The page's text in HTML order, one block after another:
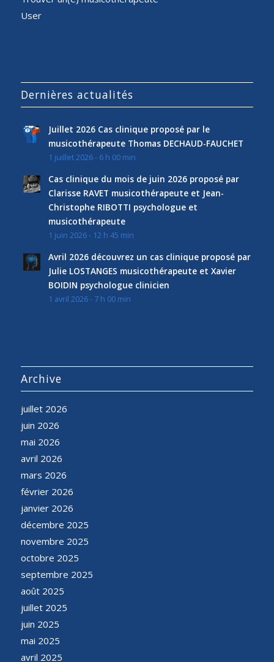
User
Dernières actualités
Juillet 2026 Cas clinique proposé par le
musicothérapeute Thomas DECHAUD-FAUCHET
1 juillet 2026 - 6 h 00 min
Cas clinique du mois de juin 2026 proposé par
Clarisse RAVET musicothérapeute et Jean-
Christophe RIBOTTI psychologue et
musicothérapeute
1 juin 2026 - 12 h 45 min
Avril 2026 découvrez un cas clinique proposé par
Julie LOSTANGES musicothérapeute et Xavier
BOIDIN psychologue clinicien
1 avril 2026 - 7 h 00 min
Archive
juillet 2026
juin 2026
mai 2026
avril 2026
mars 2026
février 2026
janvier 2026
décembre 2025
novembre 2025
octobre 2025
septembre 2025
août 2025
juillet 2025
juin 2025
mai 2025
avril 2025